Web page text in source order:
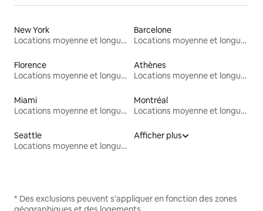
New York
Locations moyenne et longue durée
Barcelone
Locations moyenne et longue durée
Florence
Locations moyenne et longue durée
Athènes
Locations moyenne et longue durée
Miami
Locations moyenne et longue durée
Montréal
Locations moyenne et longue durée
Seattle
Locations moyenne et longue durée
Afficher plus
* Des exclusions peuvent s'appliquer en fonction des zones